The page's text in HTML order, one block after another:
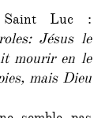
Saint Luc :
Jésus le
mourir en le
mais Dieu